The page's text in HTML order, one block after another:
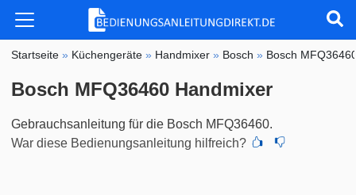
Startseite » Küchengeräte » Handmixer » Bosch » Bosch
Bosch MFQ36460 Handmixer
Gebrauchsanleitung für die Bosch MFQ36460.
War diese Bedienungsanleitung hilfreich?